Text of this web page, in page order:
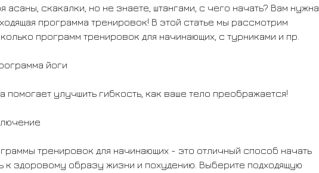
асаны, скакалки, но не знаете, штангами, с чего начать? Вам нужна
программа тренировок! В этой статье мы рассмотрим
программ тренировок для начинающих, с турниками и пр.
йоги
помогает улучшить гибкость, как ваше тело преображается!
тренировок для начинающих - это отличный способ начать
к здоровому образу жизни и похудению. Выберите подходящую